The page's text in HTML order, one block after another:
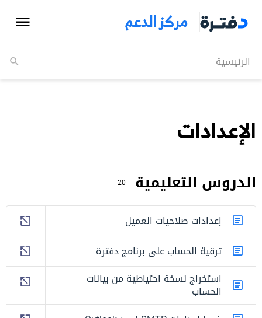
مركز الدعم
الرئيسية
الإعدادات
الدروس التعليمية 20
إعدادات صلاحيات العميل
ترقية الحساب على برنامج دفترة
استخراج نسخة احتياطية من بيانات
الحساب